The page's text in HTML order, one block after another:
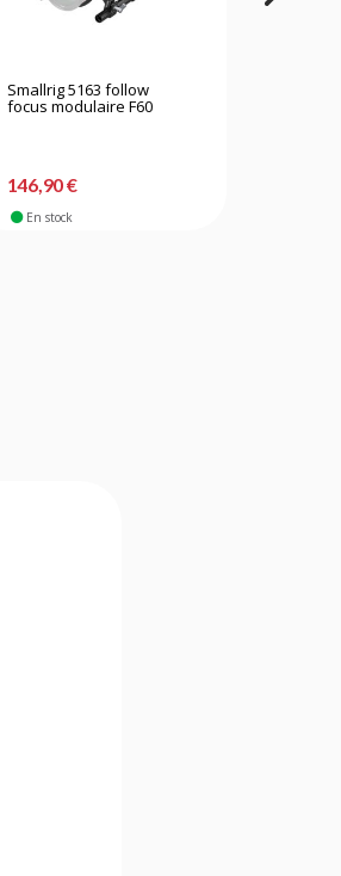
Smallrig 5163 follow
focus modulaire F60
146,90 €
En stock